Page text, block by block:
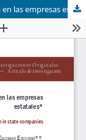
Gobernanza de la administración corporativa en las empresas estatales